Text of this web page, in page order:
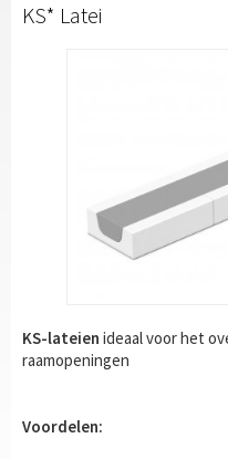
KS* Latei
KS-lateien ideaal voor het
raamopeningen
Voordelen: